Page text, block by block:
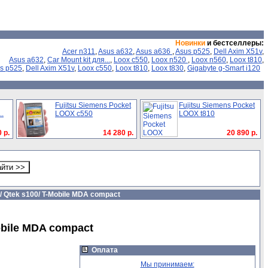
Новинки и бестселлеры:
Acer n311,Asus a632,Asus a636 ,Asus p525, Dell Axim X51v,
Asus a632, Car Mount kit для..., Loox c550, Loox n520 , Loox n560, Loox t810,
p525, Dell Axim X51v, Loox c550, Loox t810, Loox t830, Gigabyte g-Smart i120
р.
Fujitsu Siemens Pocket
LOOX c550
14 280 р.
Fujitsu Siemens Pocket
LOOX t810
20 890 р.
s100/ T-Mobile MDA compact
MDA compact
Оплата
Мы принимаем: